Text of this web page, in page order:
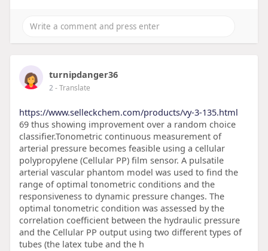
turnipdanger36
2- Translate
https://www.selleckchem.com/products/vy-3-135.html
69 thus showing improvement over a random choice
classifier.Tonometric continuous measurement of
arterial pressure becomes feasible using a cellular
polypropylene (Cellular PP) film sensor. A pulsatile
arterial vascular phantom model was used to find the
range of optimal tonometric conditions and the
responsiveness to dynamic pressure changes. The
optimal tonometric condition was assessed by the
correlation coefficient between the hydraulic pressure
and the Cellular PP output using two different types of
tubes (the latex tube and the h